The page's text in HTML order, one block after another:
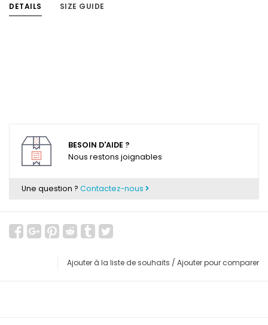
DETAILS SIZE GUIDE
BESOIN D'AIDE ?
Nous restons joignables
Une question ? Contactez-nous
Ajouter à la liste de souhaits / Ajouter pour comparer